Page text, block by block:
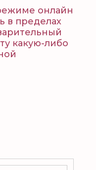
онлайн
в пределах
какую-либо